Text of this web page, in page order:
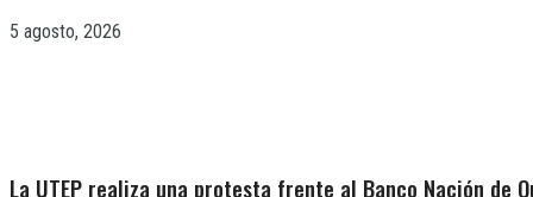
5 agosto, 2026
La UTEP realiza una protesta frente al Banco Nación de